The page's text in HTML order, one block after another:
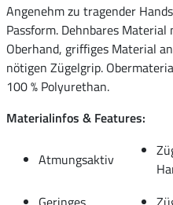
Angenehm zu tragender
Passform. Dehnbares
Oberhand, griffiges Material
nötigen Zügelgrip.
100 % Polyurethan.
Materialinfos & Features:
Atmungsaktiv